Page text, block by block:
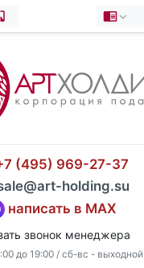
(495) 969-27-37
holding.su
написать в MAX
звонок менеджера
до 19:00 / сб-вс - выходной